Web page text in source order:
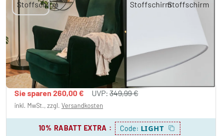
Bassagoda Bogenlampe 40 cm Chrom,
Schwarz, 1-flammig, Stoffschirm
-74% 89,99 €
Sie sparen 260,00 € UVP: 349,99 €
inkl. MwSt., zzgl. Versandkosten
10% RABATT EXTRA : Code: LIGHT